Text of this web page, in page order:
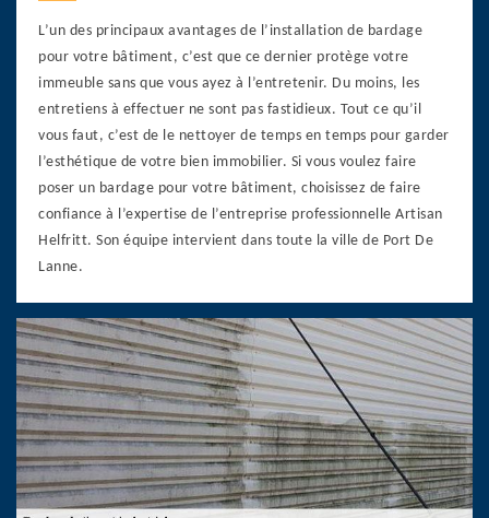
L’un des principaux avantages de l’installation de bardage
pour votre bâtiment, c’est que ce dernier protège votre
immeuble sans que vous ayez à l’entretenir. Du moins, les
entretiens à effectuer ne sont pas fastidieux. Tout ce qu’il
vous faut, c’est de le nettoyer de temps en temps pour garder
l’esthétique de votre bien immobilier. Si vous voulez faire
poser un bardage pour votre bâtiment, choisissez de faire
confiance à l’expertise de l’entreprise professionnelle Artisan
Helfritt. Son équipe intervient dans toute la ville de Port De
Lanne.